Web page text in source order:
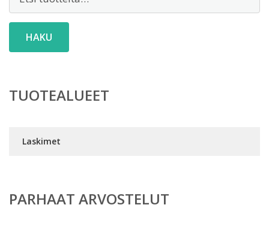
HAKU
TUOTEALUEET
Laskimet
PARHAAT ARVOSTELUT